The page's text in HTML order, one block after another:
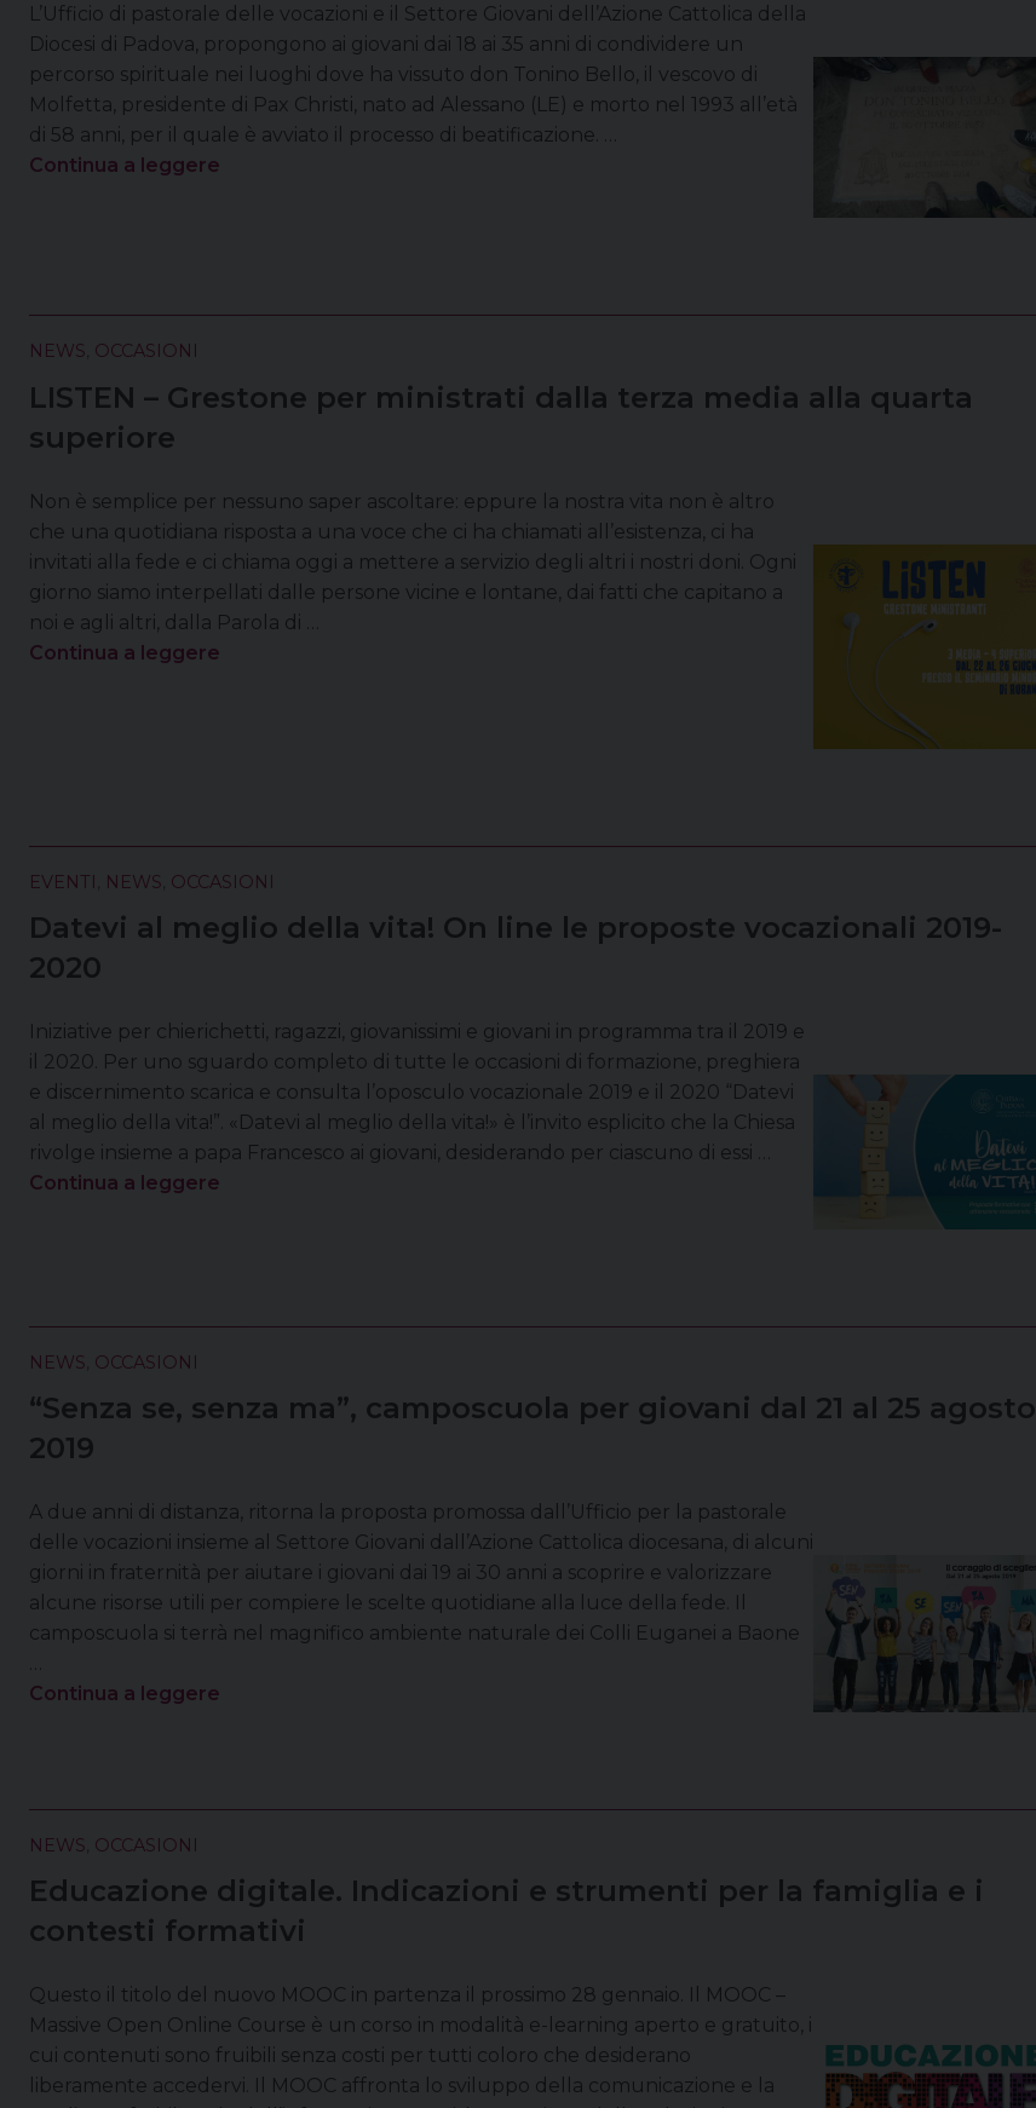
L’Ufficio di pastorale delle vocazioni e il Settore Giovani dell’Azione Cattolica della
Diocesi di Padova, propongono ai giovani dai 18 ai 35 anni di condividere un
percorso spirituale nei luoghi dove ha vissuto don Tonino Bello, il vescovo di
Molfetta, presidente di Pax Christi, nato ad Alessano (LE) e morto nel 1993 all’età
di 58 anni, per il quale è avviato il processo di beatificazione. …
Continua a leggere
NEWS OCCASIONI
LISTEN – Grestone per ministrati dalla terza media alla quarta
superiore
Non è semplice per nessuno saper ascoltare: eppure la nostra vita non è altro
che una quotidiana risposta a una voce che ci ha chiamati all’esistenza, ci ha
invitati alla fede e ci chiama oggi a mettere a servizio degli altri i nostri doni. Ogni
giorno siamo interpellati dalle persone vicine e lontane, dai fatti che capitano a
noi e agli altri, dalla Parola di …
Continua a leggere
EVENTI NEWS OCCASIONI
Datevi al meglio della vita! On line le proposte vocazionali 2019-
2020
Iniziative per chierichetti, ragazzi, giovanissimi e giovani in programma tra il 2019 e
il 2020. Per uno sguardo completo di tutte le occasioni di formazione, preghiera
e discernimento scarica e consulta l’oposculo vocazionale 2019 e il 2020 “Datevi
al meglio della vita!”. «Datevi al meglio della vita!» è l’invito esplicito che la Chiesa
rivolge insieme a papa Francesco ai giovani, desiderando per ciascuno di essi …
Continua a leggere
NEWS OCCASIONI
“Senza se, senza ma”, camposcuola per giovani dal 21 al 25 agosto
2019
A due anni di distanza, ritorna la proposta promossa dall’Ufficio per la pastorale
delle vocazioni insieme al Settore Giovani dall’Azione Cattolica diocesana, di alcuni
giorni in fraternità per aiutare i giovani dai 19 ai 30 anni a scoprire e valorizzare
alcune risorse utili per compiere le scelte quotidiane alla luce della fede. Il
camposcuola si terrà nel magnifico ambiente naturale dei Colli Euganei a Baone
Continua a leggere
NEWS OCCASIONI
Educazione digitale. Indicazioni e strumenti per la famiglia e i
contesti formativi
Questo il titolo del nuovo MOOC in partenza il prossimo 28 gennaio. Il MOOC –
Massive Open Online Course è un corso in modalità e-learning aperto e gratuito, i
cui contenuti sono fruibili senza costi per tutti coloro che desiderano
liberamente accedervi. Il MOOC affronta lo sviluppo della comunicazione e la